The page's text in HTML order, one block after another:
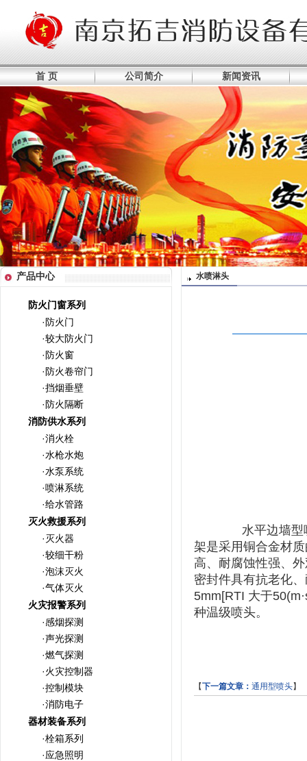
首 页 公司简介 新闻资讯
产品中心
防火门窗系列
·防火门
·较大防火门
·防火窗
·防火卷帘门
·挡烟垂壁
·防火隔断
消防供水系列
·消火栓
·水枪水炮
·水泵系统
·喷淋系统
·给水管路
灭火救援系列
·灭火器
·较细干粉
·泡沫灭火
·气体灭火
火灾报警系列
·感烟探测
·声光探测
·燃气探测
·火灾控制器
·控制模块
·消防电子
器材装备系列
·栓箱系列
·应急照明
水喷淋头
水平边墙型喷头
架是采用铜合金材
高、耐腐蚀性强、
密封件具有抗老化
5mm[RTI 大于50(m
种温级喷头。
【下一篇文章： 通用型喷头】